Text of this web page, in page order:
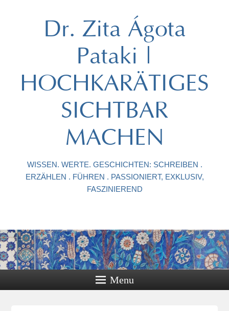
Dr. Zita Ágota
Pataki |
HOCHKARÄTIGES
SICHTBAR
MACHEN
WISSEN. WERTE. GESCHICHTEN: SCHREIBEN .
ERZÄHLEN . FÜHREN . PASSIONIERT, EXKLUSIV,
FASZINIEREND
Menu